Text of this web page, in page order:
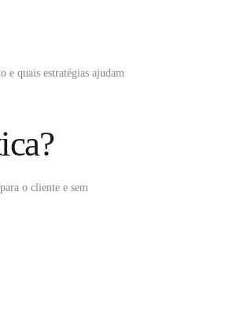
e quais estratégias ajudam
o cliente e sem